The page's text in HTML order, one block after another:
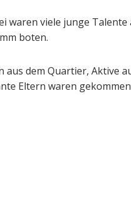
waren viele junge Talente
boten.
dem Quartier, Aktive
Eltern waren